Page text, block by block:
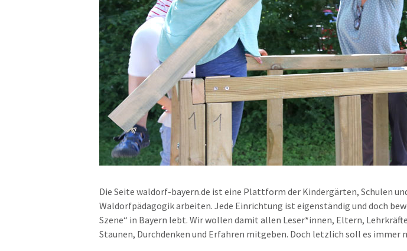
Die Seite waldorf-bayern.de ist eine Plattform der Kindergärten, Schulen
Waldorfpädagogik arbeiten. Jede Einrichtung ist eigenständig und doch
Szene“ in Bayern lebt. Wir wollen damit allen Leser*innen, Eltern,
Staunen, Durchdenken und Erfahren mitgeben. Doch letzlich soll es immer